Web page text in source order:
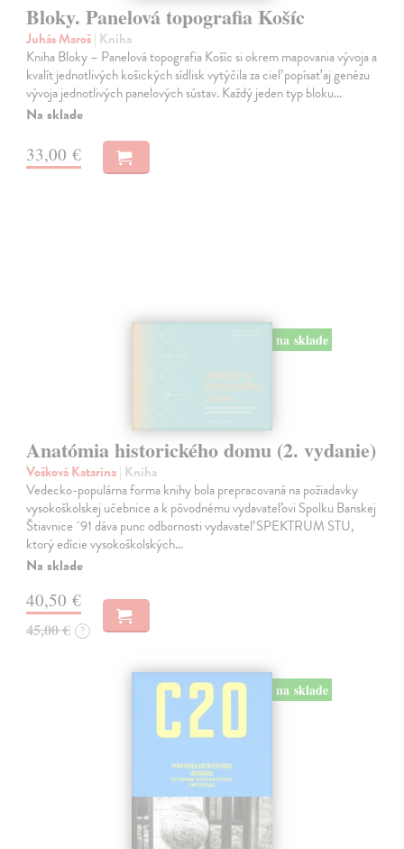
Bloky. Panelová topografia Košíc
Juhás Maroš| Kniha
Kniha Bloky – Panelová topografia Košíc si okrem mapovania vývoja a
kvalít jednotlivých košických sídlisk vytýčila za cieľ popísať aj genézu
vývoja jednotlivých panelových sústav. Každý jeden typ bloku…
Na sklade
33,00 €
na sklade
Anatómia historického domu (2. vydanie)
Vošková Katarína| Kniha
Vedecko-populárna forma knihy bola prepracovaná na požiadavky
vysokoškolskej učebnice a k pôvodnému vydavateľovi Spolku Banskej
Štiavnice ´91 dáva punc odbornosti vydavateľ SPEKTRUM STU,
ktorý edície vysokoškolských…
Na sklade
40,50 €
45,00 € ?
na sklade